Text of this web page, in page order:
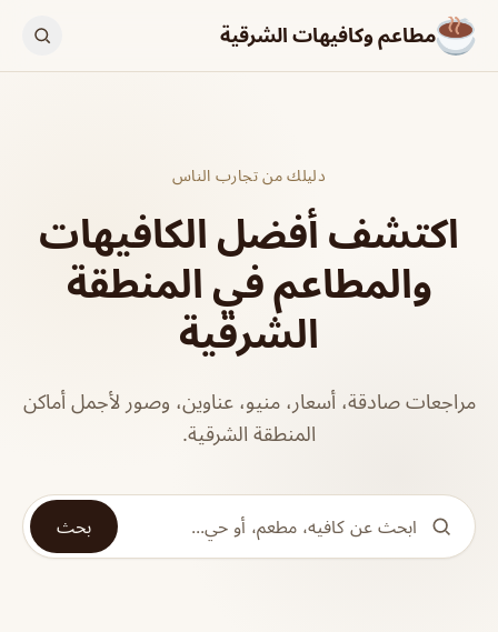
مطاعم وكافيهات الشرقية
دليلك من تجارب الناس
اكتشف أفضل الكافيهات
والمطاعم في المنطقة
الشرقية
مراجعات صادقة، أسعار، منيو، عناوين، وصور لأجمل أماكن
المنطقة الشرقية.
بحث